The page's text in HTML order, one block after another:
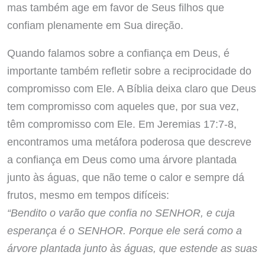
mas também age em favor de Seus filhos que
confiam plenamente em Sua direção.
Quando falamos sobre a confiança em Deus, é
importante também refletir sobre a reciprocidade do
compromisso com Ele. A Bíblia deixa claro que Deus
tem compromisso com aqueles que, por sua vez,
têm compromisso com Ele. Em Jeremias 17:7-8,
encontramos uma metáfora poderosa que descreve
a confiança em Deus como uma árvore plantada
junto às águas, que não teme o calor e sempre dá
frutos, mesmo em tempos difíceis:
“Bendito o varão que confia no SENHOR, e cuja
esperança é o SENHOR. Porque ele será como a
árvore plantada junto às águas, que estende as suas